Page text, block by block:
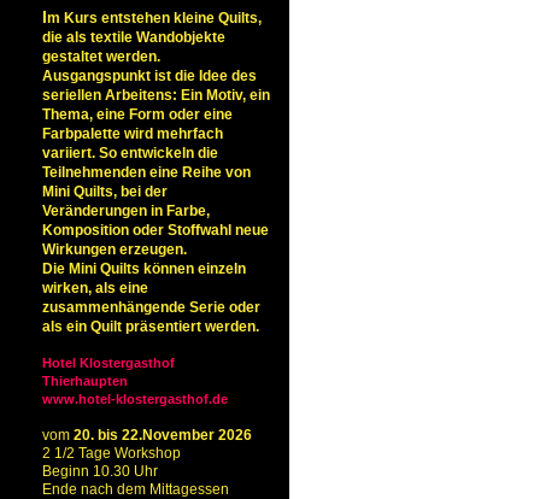
Im Kurs entstehen kleine Quilts,
die als textile Wandobjekte
gestaltet werden.
Ausgangspunkt ist die Idee des
seriellen Arbeitens: Ein Motiv, ein
Thema, eine Form oder eine
Farbpalette wird mehrfach
variiert. So entwickeln die
Teilnehmenden eine Reihe von
Mini Quilts, bei der
Veränderungen in Farbe,
Komposition oder Stoffwahl neue
Wirkungen erzeugen.
Die Mini Quilts können einzeln
wirken, als eine
zusammenhängende Serie oder
als ein Quilt präsentiert werden.
Hotel Klostergasthof
Thierhaupten
www.hotel-klostergasthof.de
vom 20. bis 22.November 2026
2 1/2 Tage Workshop
Beginn 10.30 Uhr
Ende nach dem Mittagessen